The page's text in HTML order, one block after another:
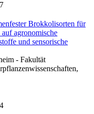
Brokkolisorten für
agronomische
und sensorische
- Fakultät